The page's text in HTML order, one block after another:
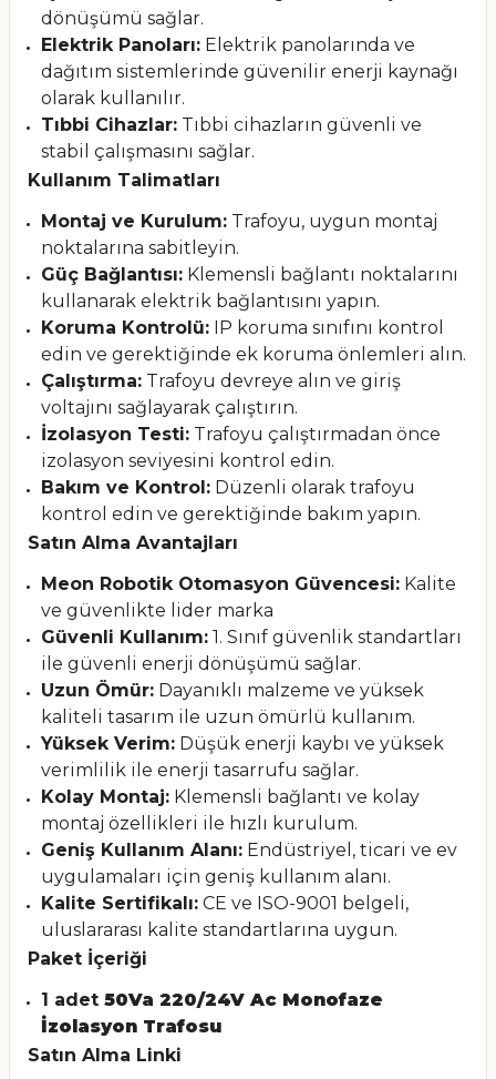
dönüşümü sağlar.
Elektrik Panoları: Elektrik panolarında ve
dağıtım sistemlerinde güvenilir enerji kaynağı
olarak kullanılır.
Tıbbi Cihazlar: Tıbbi cihazların güvenli ve
stabil çalışmasını sağlar.
Kullanım Talimatları
Montaj ve Kurulum: Trafoyu, uygun montaj
noktalarına sabitleyin.
Güç Bağlantısı: Klemensli bağlantı noktalarını
kullanarak elektrik bağlantısını yapın.
Koruma Kontrolü: IP koruma sınıfını kontrol
edin ve gerektiğinde ek koruma önlemleri alın.
Çalıştırma: Trafoyu devreye alın ve giriş
voltajını sağlayarak çalıştırın.
İzolasyon Testi: Trafoyu çalıştırmadan önce
izolasyon seviyesini kontrol edin.
Bakım ve Kontrol: Düzenli olarak trafoyu
kontrol edin ve gerektiğinde bakım yapın.
Satın Alma Avantajları
Meon Robotik Otomasyon Güvencesi: Kalite
ve güvenlikte lider marka
Güvenli Kullanım: 1. Sınıf güvenlik standartları
ile güvenli enerji dönüşümü sağlar.
Uzun Ömür: Dayanıklı malzeme ve yüksek
kaliteli tasarım ile uzun ömürlü kullanım.
Yüksek Verim: Düşük enerji kaybı ve yüksek
verimlilik ile enerji tasarrufu sağlar.
Kolay Montaj: Klemensli bağlantı ve kolay
montaj özellikleri ile hızlı kurulum.
Geniş Kullanım Alanı: Endüstriyel, ticari ve ev
uygulamaları için geniş kullanım alanı.
Kalite Sertifikalı: CE ve ISO-9001 belgeli,
uluslararası kalite standartlarına uygun.
Paket İçeriği
1 adet 50Va 220/24V Ac Monofaze
İzolasyon Trafosu
Satın Alma Linki